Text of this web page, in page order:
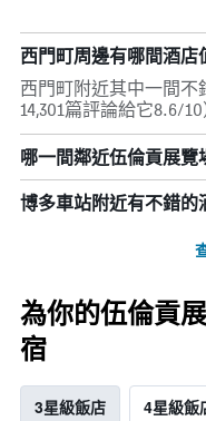
西門町周邊有哪間酒店
西門町附近其中一間不
14,301篇評論給它8.6/10
哪一間鄰近伍倫貢展覽
博多車站附近有不錯的
為你的伍倫貢
宿
3星級飯店 4星級飯